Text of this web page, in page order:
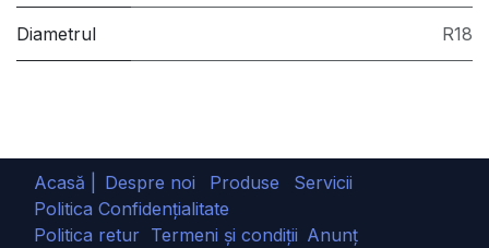
Diametrul R18
Acasă | Despre noi Produse
Servicii
Politica Confidențialitate
Politica retur Termeni și condiții Anunț